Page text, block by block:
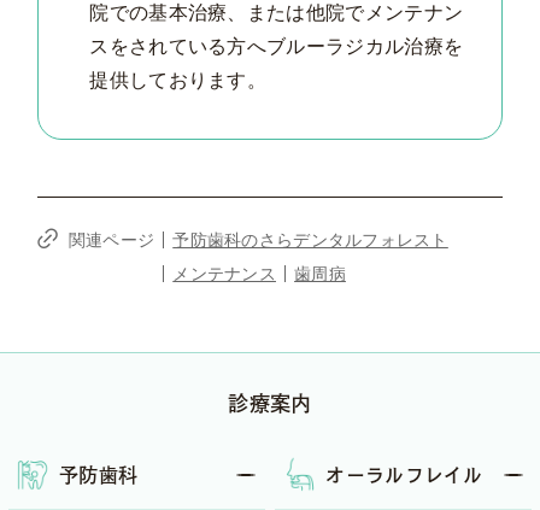
院での基本治療、または他院でメンテナン
スをされている方へブルーラジカル治療を
提供しております。
関連ページ
予防歯科のさらデンタルフォレスト
メンテナンス
歯周病
診療案内
予防歯科 オーラル フレイル